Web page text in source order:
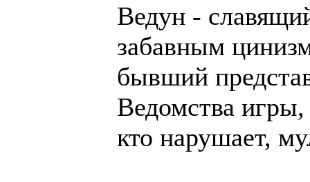
Ведун -
забавным
бывший
Ведомства игры,
кто нарушает,